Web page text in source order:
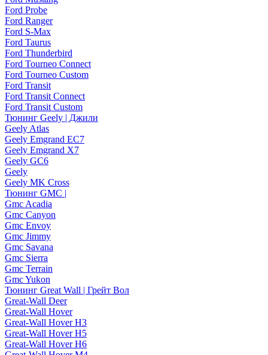
Ford Probe
Ford Ranger
Ford S-Max
Ford Taurus
Ford Thunderbird
Ford Tourneo Connect
Ford Tourneo Custom
Ford Transit
Ford Transit Connect
Ford Transit Custom
Тюнинг Geely | Джили
Geely Atlas
Geely Emgrand EC7
Geely Emgrand X7
Geely GC6
Geely
Geely MK Cross
Тюнинг GMC |
Gmc Acadia
Gmc Canyon
Gmc Envoy
Gmc Jimmy
Gmc Savana
Gmc Sierra
Gmc Terrain
Gmc Yukon
Тюнинг Great Wall | Грейт Вол
Great-Wall Deer
Great-Wall Hover
Great-Wall Hover H3
Great-Wall Hover H5
Great-Wall Hover H6